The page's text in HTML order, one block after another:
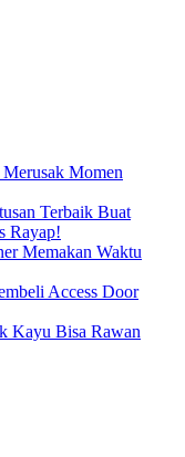
Momen
Terbaik Buat
Rayap!
Memakan Waktu
Access Door
Kayu Bisa Rawan